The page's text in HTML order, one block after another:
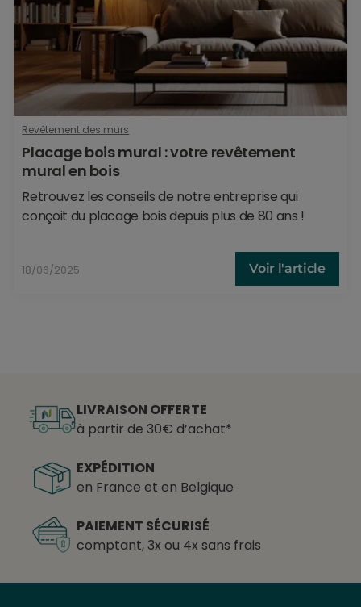
Revêtement des murs
Placage bois mural : votre revêtement
mural en bois
Retrouvez les conseils de notre entreprise qui
conçoit du placage bois depuis plus de 80 ans !
18/06/2025 Voir l'article
LIVRAISON OFFERTE
à partir de 30€ d’achat*
EXPÉDITION
en France et en Belgique
PAIEMENT SÉCURISÉ
comptant, 3x ou 4x sans frais